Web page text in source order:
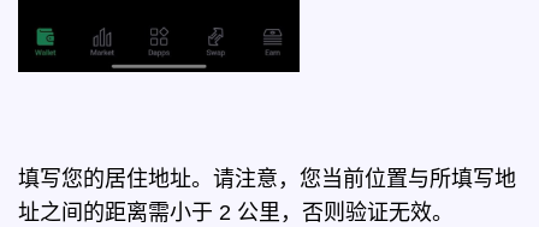
填写您的居住地址。请注意，您当前位置与所填写地
址之间的距离需小于 2 公里，否则验证无效。